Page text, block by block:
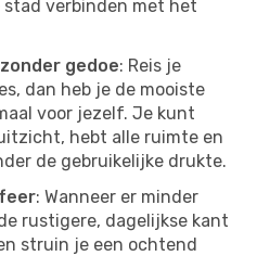
verbinden met het
gedoe: Reis je
dan heb je de mooiste
voor jezelf. Je kunt
hebt alle ruimte en
de gebruikelijke drukte.
: Wanneer er minder
rustigere, dagelijkse kant
struin je een ochtend